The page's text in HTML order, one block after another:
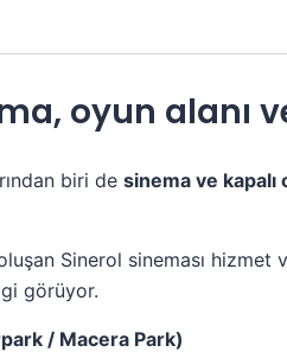
oyun alanı
biri de sinema ve kapalı
Sinerol sineması
görüyor.
/ Macera Park)